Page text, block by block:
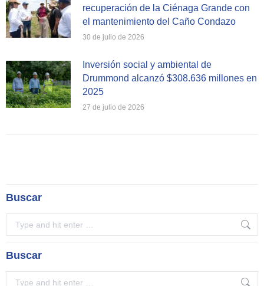
recuperación de la Ciénaga Grande con
el mantenimiento del Caño Condazo
30 de julio de 2026
Inversión social y ambiental de
Drummond alcanzó $308.636 millones en
2025
27 de julio de 2026
Buscar
Buscar